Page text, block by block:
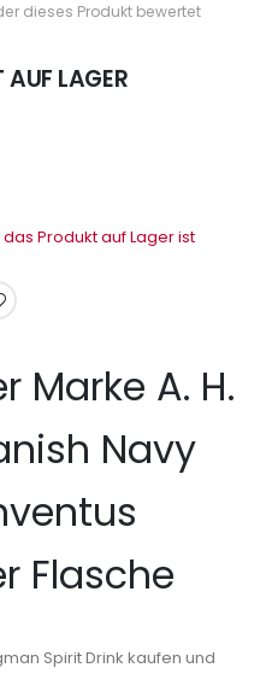
dieses Produkt bewertet
AUF LAGER
Produkt auf Lager ist
Marke A. H.
Navy
Flasche
Spirit Drink kaufen und